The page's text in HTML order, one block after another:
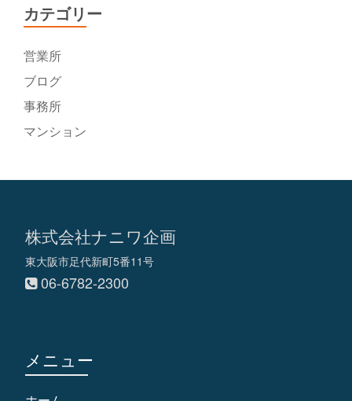
カテゴリー
営業所
ブログ
事務所
マンション
株式会社ナニワ企画
東大阪市足代新町5番11号
06-6782-2300
メニュー